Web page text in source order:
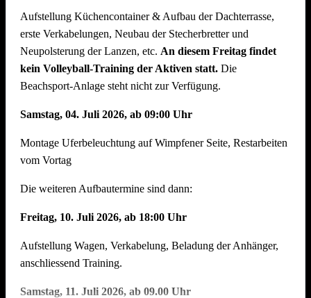
auch der Abbau muss organisiert sein. Bitte helft mit, dass
nach intensiven Festtagen mit vielen Helferinnen und Helfern
der Abbau schnell und zügig voranschreitet. Hier können wir
jede helfende Hand gebrauchen.Auch nach einem
Arbeitstag am Arbeitsplatz bitte zum Feierabend ans
reichlich für alle Helfer vorhanden!
Aufstellung Küchencontainer & Aufbau der Dachterrasse,
erste Verkabelungen, Neubau der Stecherbretter und
Neupolsterung der Lanzen, etc. An diesem Freitag findet
kein Volleyball-Training der Aktiven statt. Die
Beachsport-Anlage steht nicht zur Verfügung.
Samstag, 04. Juli 2026, ab 09:00 Uhr
Montage Uferbeleuchtung auf Wimpfener Seite, Restarbeiten
vom Vortag
Die weiteren Aufbautermine sind dann:
Freitag, 10. Juli 2026, ab 18:00 Uhr
Aufstellung Wagen, Verkabelung, Beladung der Anhänger,
anschliessend Training.
Samstag, 11. Juli 2026, ab 09.00 Uhr